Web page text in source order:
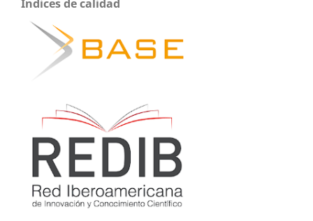
Índices de calidad